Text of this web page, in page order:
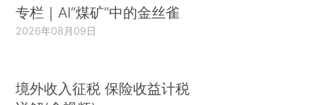
专栏｜AI“煤矿”中的金丝雀
2026年08月09日
境外收入征税 保险收益计税